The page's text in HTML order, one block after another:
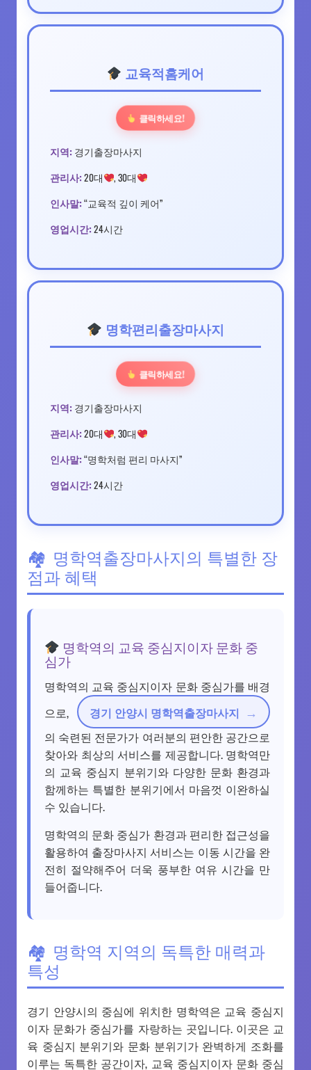
교육적홈케어
클릭하세요!
지역: 경기출장마사지
관리사: 20대 , 30대
인사말: “교육적 깊이 케어”
영업시간: 24시간
명학편리출장마사지
클릭하세요!
지역: 경기출장마사지
관리사: 20대 , 30대
인사말: “명학처럼 편리 마사지”
영업시간: 24시간
명학역출장마사지의 특별한 장
점과 혜택
명학역의 교육 중심지이자 문화 중
심가
명학역의 교육 중심지이자 문화 중심가를 배경
으로,
경기 안양시 명학역출장마사지
의 숙련된 전문가가 여러분의 편안한 공간으로
찾아와 최상의 서비스를 제공합니다. 명학역만
의 교육 중심지 분위기와 다양한 문화 환경과
함께하는 특별한 분위기에서 마음껏 이완하실
수 있습니다.
명학역의 문화 중심가 환경과 편리한 접근성을
활용하여 출장마사지 서비스는 이동 시간을 완
전히 절약해주어 더욱 풍부한 여유 시간을 만
들어줍니다.
명학역 지역의 독특한 매력과
특성
경기 안양시의 중심에 위치한 명학역은 교육 중심지
이자 문화가 중심가를 자랑하는 곳입니다. 이곳은 교
육 중심지 분위기와 문화 분위기가 완벽하게 조화를
이루는 독특한 공간이자, 교육 중심지이자 문화 중심